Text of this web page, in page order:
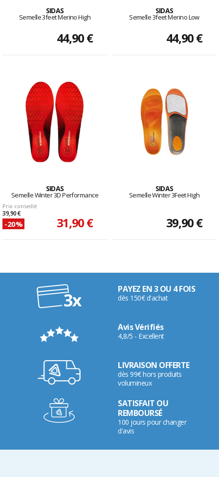
SIDAS
Semelle 3feet Merino High
44,90 €
SIDAS
Semelle 3feet Merino Low
44,90 €
SIDAS
Semelle Winter 3D Performance
Prix conseillé
39,90 €
-20% 31,90 €
SIDAS
Semelle Winter 3Feet High
39,90 €
PAYEZ EN 3 OU 4 FOIS
dès 150€ d'achat
Avis Vérifiés
4,8/5 - Excellent
LIVRAISON OFFERTE
dès 99€ hors produits
volumineux
SATISFAIT OU
REMBOURSÉ
100 jours pour changer
d'avis